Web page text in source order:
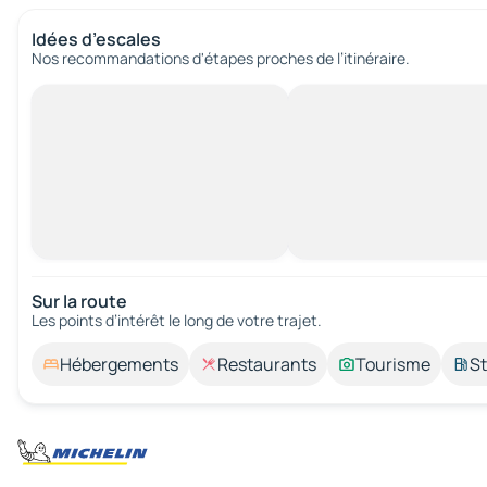
Idées d’escales
Nos recommandations d'étapes proches de l’itinéraire.
Sur la route
Les points d’intérêt le long de votre trajet.
Hébergements Restaurants Tourisme